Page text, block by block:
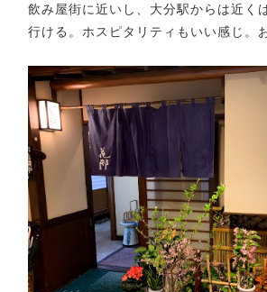
飲み屋街に近いし、大分駅からは近く
行ける。ホスピタリティもいい感じ。